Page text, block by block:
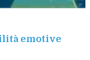
emotive